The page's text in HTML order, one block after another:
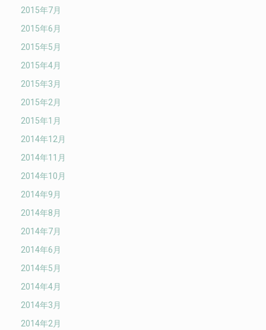
2015年7月
2015年6月
2015年5月
2015年4月
2015年3月
2015年2月
2015年1月
2014年12月
2014年11月
2014年10月
2014年9月
2014年8月
2014年7月
2014年6月
2014年5月
2014年4月
2014年3月
2014年2月